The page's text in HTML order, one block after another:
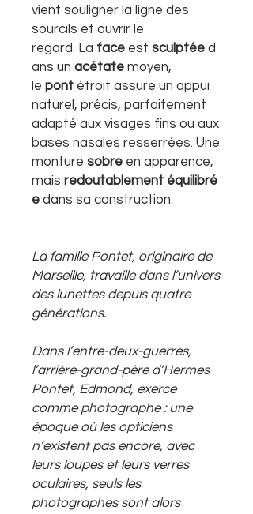
vient souligner la ligne des
sourcils et ouvrir le
regard. La face est sculptée d
ans un acétate moyen,
le pont étroit assure un appui
naturel, précis, parfaitement
adapté aux visages fins ou aux
bases nasales resserrées. Une
monture sobre en apparence,
mais redoutablement équilibré
e dans sa construction.
La famille Pontet, originaire de
Marseille, travaille dans l’univers
des lunettes depuis quatre
générations.
Dans l’entre-deux-guerres,
l’arrière-grand-père d’Hermes
Pontet, Edmond, exerce
comme photographe : une
époque où les opticiens
n’existent pas encore, avec
leurs loupes et leurs verres
oculaires, seuls les
photographes sont alors